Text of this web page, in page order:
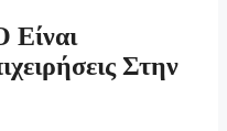
Είναι
Στην